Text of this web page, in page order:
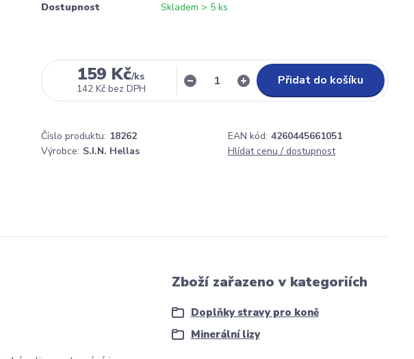
Dostupnost Skladem > 5 ks
159 Kč/ks
142 Kč bez DPH
Přidat do košíku
Číslo produktu: 18262 EAN kód: 4260445661051
Výrobce: S.I.N. Hellas Hlídat cenu / dostupnost
Zboží zařazeno v kategoriích
Doplňky stravy pro koně
Minerální lizy